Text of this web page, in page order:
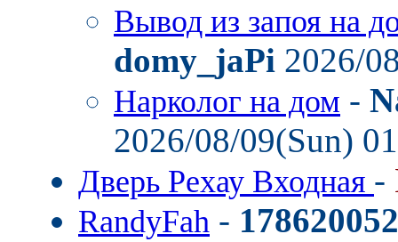
Вывод из запоя на
domy_jaPi 2026/
Нарколог на дом -
2026/08/09(Sun)
Дверь Рехау Входная -
RandyFah -